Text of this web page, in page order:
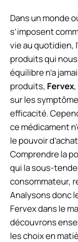
Dans un monde
s’imposent
vie au quotidien,
produits qui
équilibre n’a
produits, Fervex
sur les
efficacité.
ce médicament
le pouvoir
Comprendre la
qui la sous-
consommateur,
Analysons donc
Fervex dans le
découvrons
les choix en